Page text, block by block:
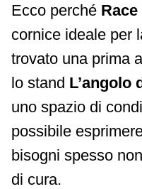
Ecco perché
cornice ideale per
trovato una prima
lo stand L’angolo
uno spazio di
possibile
bisogni spesso
di cura.